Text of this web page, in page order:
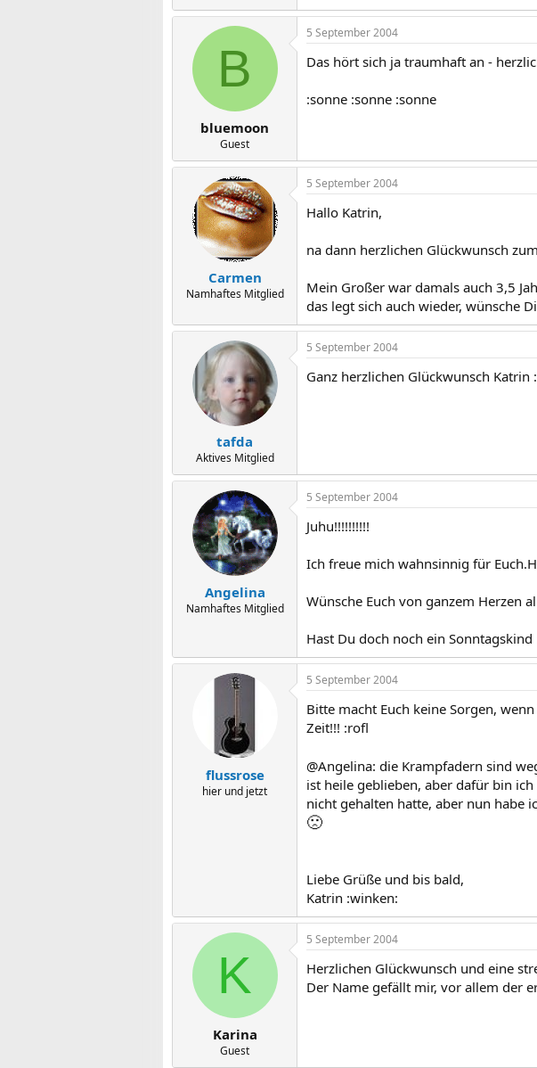
B
bluemoon
Guest
5 September 2004
Das hört sich ja traumhaft an -
:sonne :sonne :sonne
Carmen
Namhaftes Mitglied
5 September 2004
Hallo Katrin,
na dann herzlichen Glückwunsch
Mein Großer war damals auch 3,5
das legt sich auch wieder, wünsche
tafda
Aktives Mitglied
5 September 2004
Ganz herzlichen Glückwunsch Katrin
Angelina
Namhaftes Mitglied
5 September 2004
Juhu!!!!!!!!!!
Ich freue mich wahnsinnig für
Wünsche Euch von ganzem Herzen
Hast Du doch noch ein
flussrose
hier und jetzt
5 September 2004
Bitte macht Euch keine Sorgen,
Zeit!!! :rofl
@Angelina: die Krampfadern sind
ist heile geblieben, aber dafür bin
nicht gehalten hatte, aber nun habe
🙁
Liebe Grüße und bis bald,
Katrin :winken:
K
Karina
Guest
5 September 2004
Herzlichen Glückwunsch und eine
Der Name gefällt mir, vor allem der